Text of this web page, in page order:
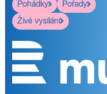
Pohádky
Pořady
Živé vysílání